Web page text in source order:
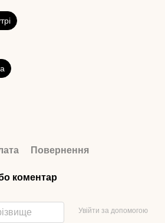
Повернення
коментар
Увійти за допомогою